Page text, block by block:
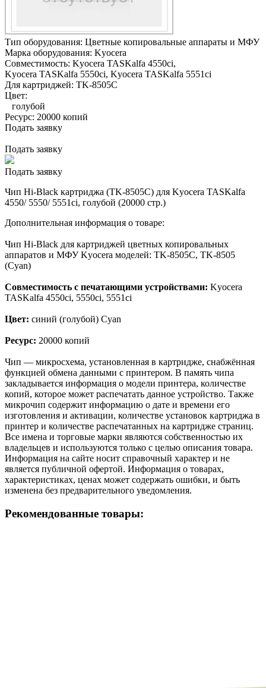
Тип оборудования: Цветные копировальные аппараты и МФУ
Марка оборудования: Kyocera
Совместимость: Kyocera TASKalfa 4550ci,
Kyocera TASKalfa 5550ci, Kyocera TASKalfa 5551ci
Для картриджей: TK-8505C
Цвет:
голубой
Ресурс: 20000 копий
Подать заявку
Подать заявку
Подать заявку
Чип Hi-Black картриджа (TK-8505C) для Kyocera TASKalfa
4550/ 5550/ 5551ci, голубой (20000 стр.)
Дополнительная информация о товаре:
Чип Hi-Black для картриджей цветных копировальных
аппаратов и МФУ Kyocera моделей: TK-8505C, TK-8505
(Cyan)
Совместимость с печатающими устройствами: Kyocera
TASKalfa 4550ci, 5550ci, 5551ci
Цвет: синий (голубой) Cyan
Ресурс: 20000 копий
Чип — микросхема, установленная в картридже, снабжённая
функцией обмена данными с принтером. В память чипа
закладывается информация о модели принтера, количестве
копий, которое может распечатать данное устройство. Также
микрочип содержит информацию о дате и времени его
изготовления и активации, количестве установок картриджа в
принтер и количестве распечатанных на картридже страниц.
Все имена и торговые марки являются собственностью их
владельцев и используются только с целью описания товара.
Информация на сайте носит справочный характер и не
является публичной офертой. Информация о товарах,
характеристиках, ценах может содержать ошибки, и быть
изменена без предварительного уведомления.
Рекомендованные товары: